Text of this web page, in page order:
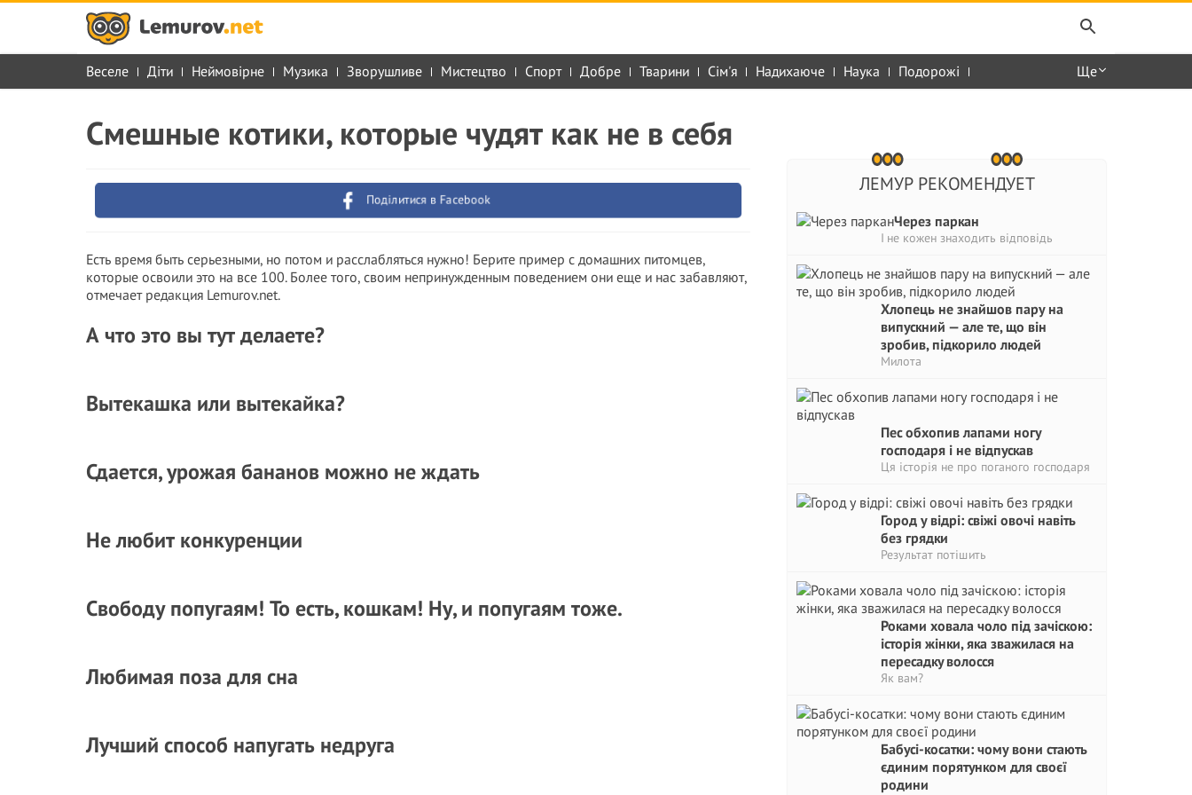
Веселе Діти Неймовірне Музика Зворушливе Мистецтво Спорт Добре Тварини Сім'я Надихаюче Наука Подорожі Ще
ЛЕМУР РЕКОМЕНДУЕТ
Через паркан
І не кожен знаходить відповідь
Хлопець не знайшов пару на
випускний — але те, що він
зробив, підкорило людей
Милота
Пес обхопив лапами ногу
господаря і не відпускав
Ця історія не про поганого господаря
Город у відрі: свіжі овочі навіть
без грядки
Результат потішить
Роками ховала чоло під зачіскою:
історія жінки, яка зважилася на
пepeсадкy волосся
Як вам?
Бабусі-косатки: чому вони стають
єдиним порятунком для своєї
родини
Смешные котики, которые чудят как не в себя
Поділитися в Facebook
Есть время быть серьезными, но потом и расслабляться нужно! Берите пример с домашних питомцев,
которые освоили это на все 100. Более того, своим непринужденным поведением они еще и нас забавляют,
отмечает редакция Lemurov.net.
А что это вы тут делаете?
Вытекашка или вытекайка?
Сдается, урожая бананов можно не ждать
Не любит конкуренции
Свободу попугаям! То есть, кошкам! Ну, и попугаям тоже.
Любимая поза для сна
Лучший способ напугать недруга